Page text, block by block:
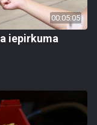
00:05:05
iepirkuma